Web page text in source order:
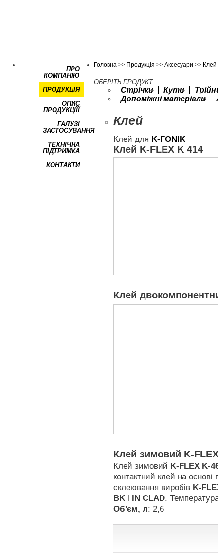
ПРО
КОМПАНІЮ
ПРОДУКЦІЯ
ОПИС
ПРОДУКЦІЇЇ
ГАЛУЗІ
ЗАСТОСУВАННЯ
ТЕХНІЧНА
ПІДТРИМКА
КОНТАКТИ
Головна >> Продукція >>Аксесуари >> Клей
ОБЕРІТЬ ПРОДУКТ
Стрічки Кути
Допоміжні матеріали
Клей
Клей для K-FONIK
Клей K-FLEX K 414
Клей
Клей зимовий K-
Клей зимовий K-FLEX K-
контактний клей на
склеювання виробів K-
BK і IN CLAD.
Об'єм, л: 2,6